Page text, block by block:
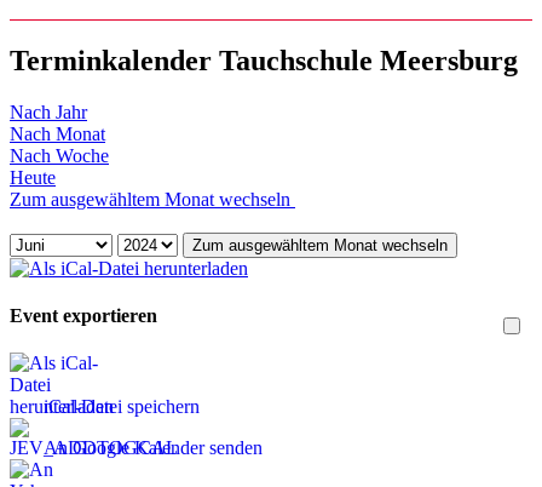
Terminkalender Tauchschule Meersburg
Nach Jahr
Nach Monat
Nach Woche
Heute
Zum ausgewähltem Monat wechseln
Zum ausgewähltem Monat wechseln
Event exportieren
iCal-Datei speichern
An Google Kalender senden